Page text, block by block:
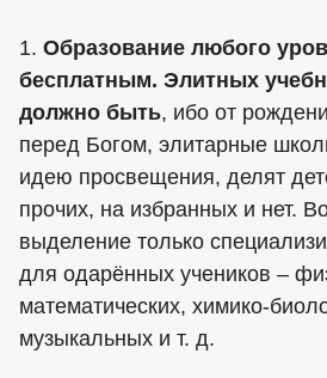
1. Образование любого
бесплатным. Элитных
должно быть, ибо от
перед Богом, элитарные
идею просвещения, делят
прочих, на избранных и нет.
выделение только
для одарённых учеников –
математических, химико-
музыкальных и т. д.